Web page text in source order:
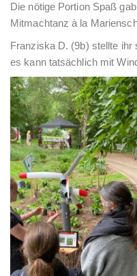
Die nötige Portion Spaß
Mitmachtanz à la
Franziska D. (9b) stellte ihr
es kann tatsächlich mit